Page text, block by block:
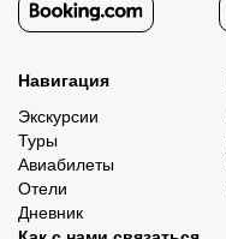
Навигация
Экскурсии
Туры
Авиабилеты
Отели
Дневник